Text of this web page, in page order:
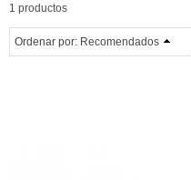
1 productos
Ordenar por: Recomendados